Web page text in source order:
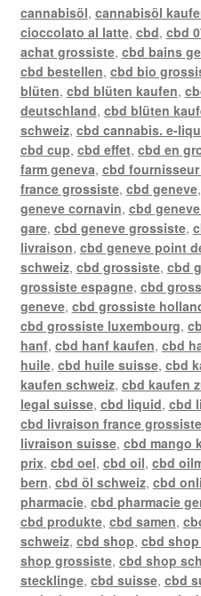
cannabisöl, cannabisöl
cioccolato al latte, cbd, cbd
achat grossiste, cbd bains
cbd bestellen, cbd bio
blüten, cbd blüten kaufen,
deutschland, cbd blüten
schweiz, cbd cannabis. e-
cbd cup, cbd effet, cbd en
farm geneva, cbd
france grossiste, cbd geneve,
geneve cornavin, cbd
gare, cbd geneve grossiste,
livraison, cbd geneve point
schweiz, cbd grossiste, cbd
grossiste espagne, cbd
geneve, cbd grossiste
cbd grossiste luxembourg,
hanf, cbd hanf kaufen, cbd
huile, cbd huile suisse, cbd
kaufen schweiz, cbd kaufen
legal suisse, cbd liquid, cbd
cbd livraison france grossiste
livraison suisse, cbd mango
prix, cbd oel, cbd oil, cbd
bern, cbd öl schweiz, cbd
pharmacie, cbd pharmacie
cbd produkte, cbd samen,
schweiz, cbd shop, cbd
shop grossiste, cbd shop
stecklinge, cbd suisse, cbd